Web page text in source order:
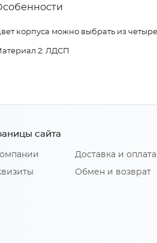
корпуса можно выбрать из
2: ЛДСП
сайта
Доставка и оплата
Обмен и возврат